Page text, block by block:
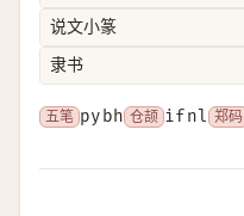
说文小篆
隶书
五笔 pybh 仓颉 ifnl 郑码